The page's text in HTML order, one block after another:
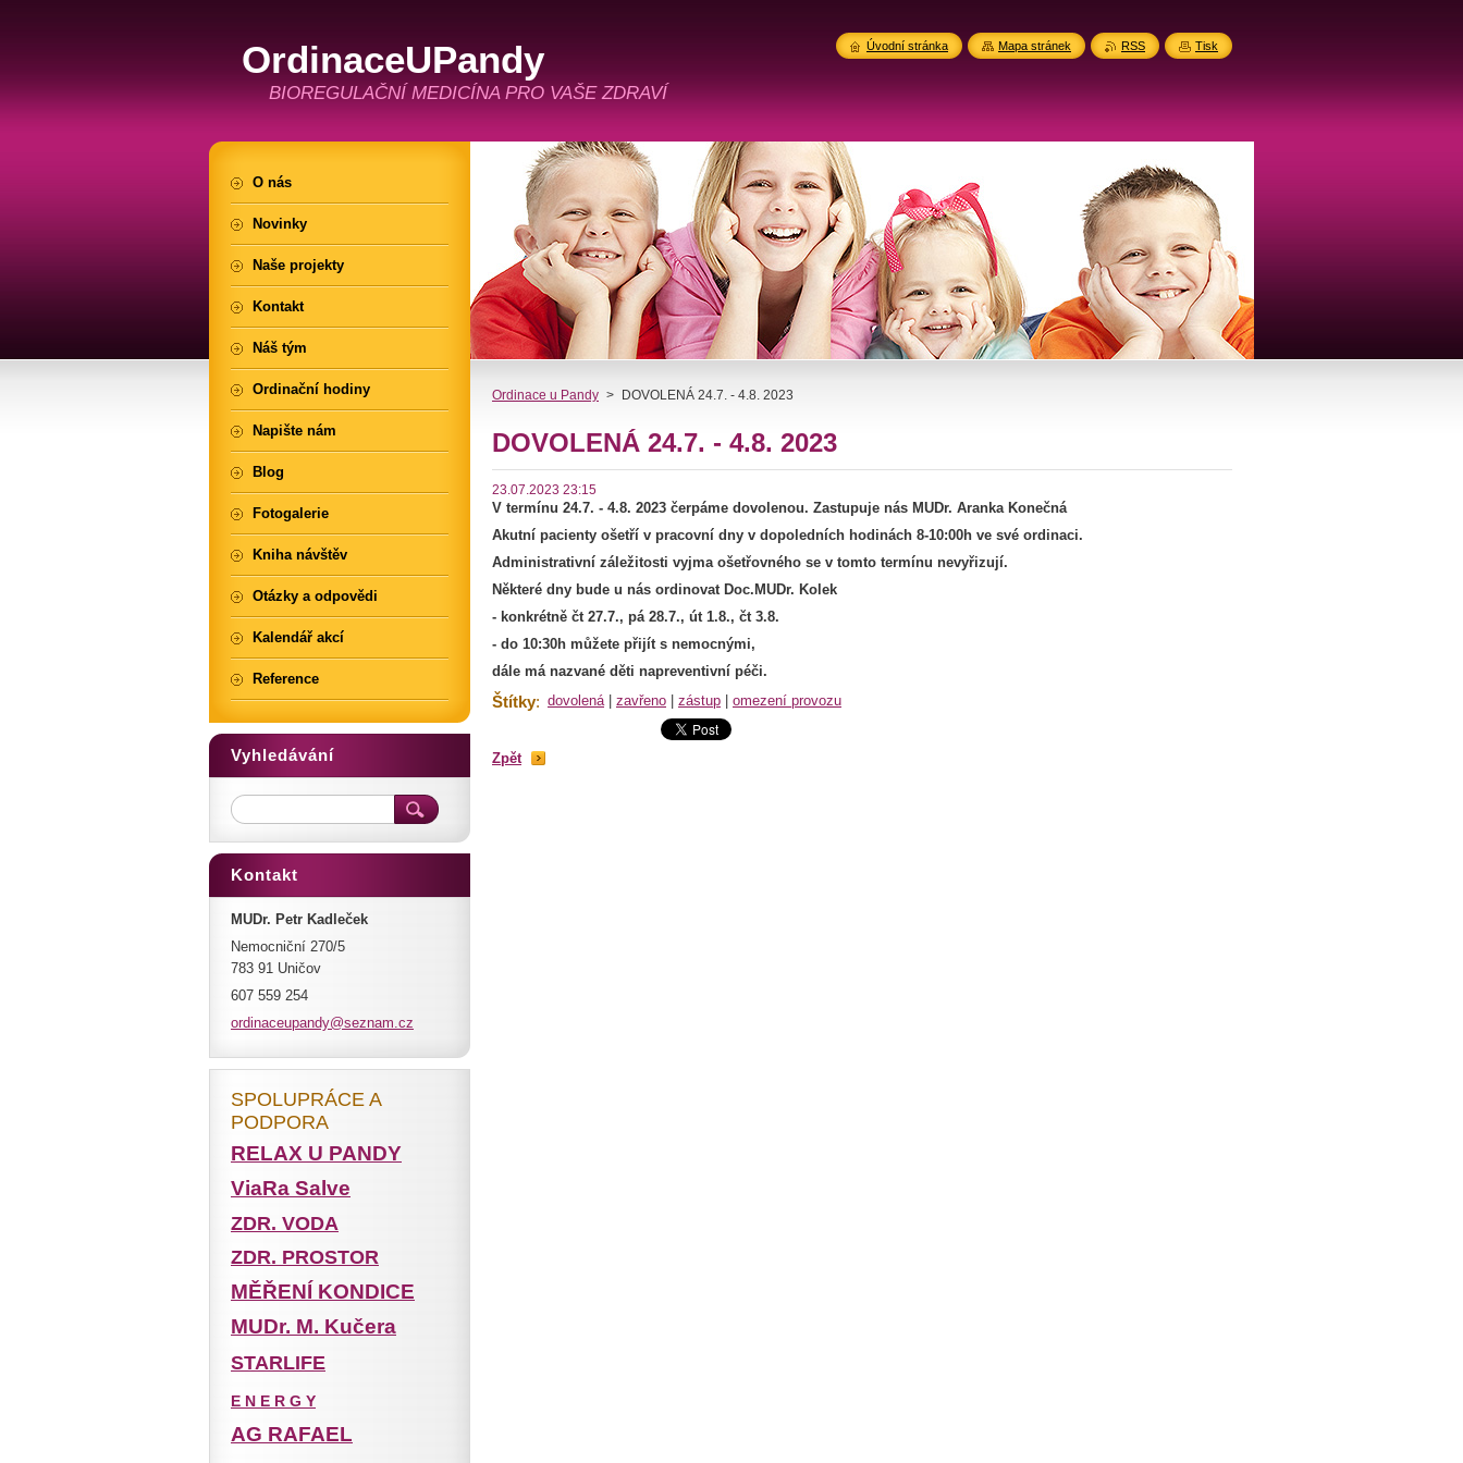
OrdinaceUPandy
BIOREGULAČNÍ MEDICÍNA PRO VAŠE ZDRAVÍ
Ordinace u Pandy > DOVOLENÁ 24.7. - 4.8. 2023
DOVOLENÁ 24.7. - 4.8. 2023
23.07.2023 23:15
V termínu 24.7. - 4.8. 2023 čerpáme dovolenou. Zastupuje nás MUDr. Aranka Konečná
Akutní pacienty ošetří v pracovní dny v dopoledních hodinách 8-10:00h ve své ordinaci.
Administrativní záležitosti vyjma ošetřovného se v tomto termínu nevyřizují.
Některé dny bude u nás ordinovat Doc.MUDr. Kolek
- konkrétně čt 27.7., pá 28.7., út 1.8., čt 3.8.
- do 10:30h můžete přijít s nemocnými,
dále má nazvané děti napreventivní péči.
Štítky: dovolená zavřeno zástup omezení provozu
Zpět
O nás
Novinky
Naše projekty
Kontakt
Náš tým
Ordinační hodiny
Napište nám
Blog
Fotogalerie
Kniha návštěv
Otázky a odpovědi
Kalendář akcí
Reference
Vyhledávání
Kontakt
MUDr. Petr Kadleček
Nemocniční 270/5
783 91 Uničov
607 559 254
ordinaceupandy@seznam.cz
SPOLUPRÁCE A
PODPORA
RELAX U PANDY
ViaRa Salve
ZDR. VODA
ZDR. PROSTOR
MĚŘENÍ KONDICE
MUDr. M. Kučera
STARLIFE
E N E R G Y
AG RAFAEL
Úvodní stránka Mapa stránek RSS Tisk